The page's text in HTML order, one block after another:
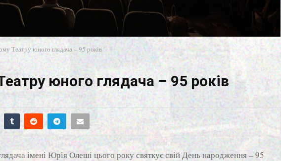
Театру юного глядача – 95 років
юного глядача – 95 років
імені Юрія Олеші цього року святкує свій День народження – 95